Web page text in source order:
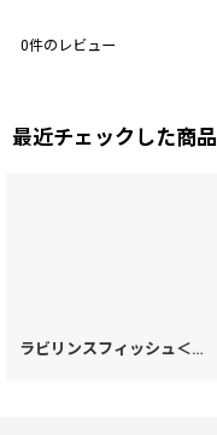
0件のレビュー
最近チェックした商品
ラビリンスフィッシュ＜パープル＞ ファスナー小銭入れ［t］